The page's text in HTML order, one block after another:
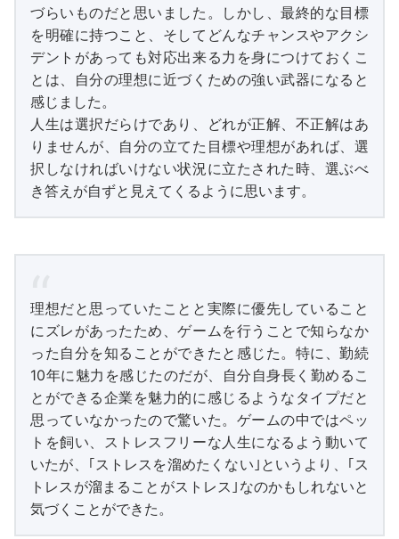
づらいものだと思いました。しかし、最終的な目標
を明確に持つこと、そしてどんなチャンスやアクシ
デントがあっても対応出来る力を身につけておくこ
とは、自分の理想に近づくための強い武器になると
感じました。
人生は選択だらけであり、どれが正解、不正解はあ
りませんが、自分の立てた目標や理想があれば、選
択しなければいけない状況に立たされた時、選ぶべ
き答えが自ずと見えてくるように思います。
理想だと思っていたことと実際に優先していること
にズレがあったため、ゲームを行うことで知らなか
った自分を知ることができたと感じた。特に、勤続
10年に魅力を感じたのだが、自分自身長く勤めるこ
とができる企業を魅力的に感じるようなタイプだと
思っていなかったので驚いた。ゲームの中ではペッ
トを飼い、ストレスフリーな人生になるよう動いて
いたが、｢ストレスを溜めたくない｣というより、｢ス
トレスが溜まることがストレス｣なのかもしれないと
気づくことができた。